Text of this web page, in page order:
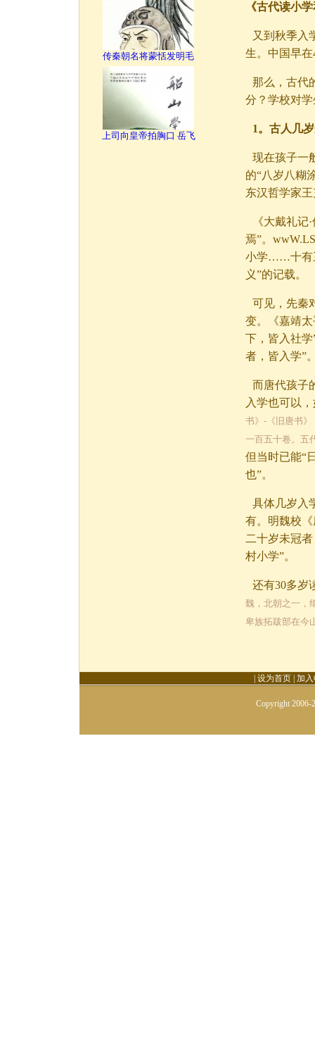
传秦朝名将蒙恬发明毛
上司向皇帝拍胸口 岳飞
《古代读小
又到秋季入
生。中国早
那么，古代
分？学校对
1。古人几
现在孩子一
的“八岁八糊
东汉哲学家
《大戴礼
焉”。
小学……十有
义”的记载。
可见，先秦
变。《嘉靖
下，皆入社
者，皆入学”
而唐代孩子
入学也可以
书》-《旧唐书
一百五十卷。五
但当时已能“
也”。
具体几岁入
有。明魏校
二十岁未冠
村小学”。
还有30多岁
魏，北朝之一，
卑族拓跋部在今
设为首页 加
Copyright